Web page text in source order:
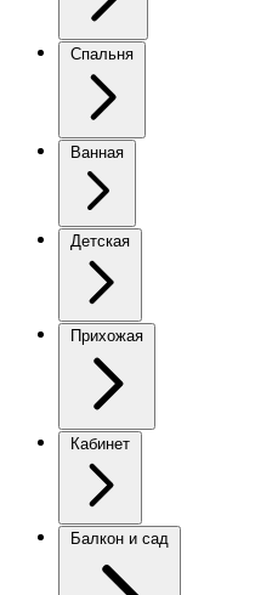
Спальня
Ванная
Детская
Прихожая
Кабинет
Балкон и сад